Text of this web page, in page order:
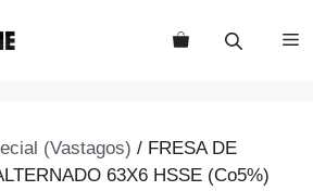
(Vastagos) / FRESA DE
63X6 HSSE (Co5%)